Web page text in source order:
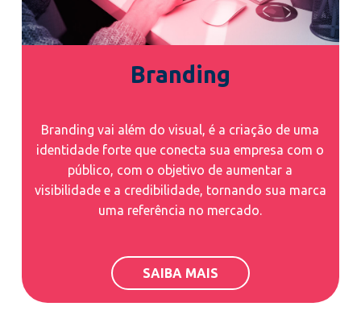
Branding
Branding vai além do visual, é a criação de uma
identidade forte que conecta sua empresa com o
público, com o objetivo de aumentar a
visibilidade e a credibilidade, tornando sua marca
uma referência no mercado.
SAIBA MAIS